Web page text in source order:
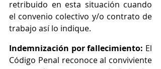
retribuido en esta situación cuando
el convenio colectivo y/o contrato de
trabajo así lo indique.
Indemnización por fallecimiento: El
Código Penal reconoce al conviviente